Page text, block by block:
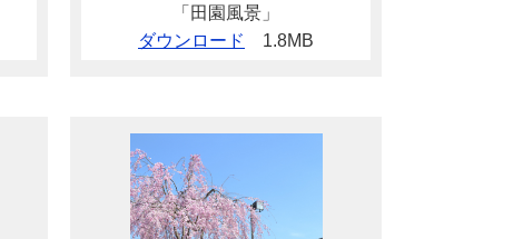
「田園風景」
ダウンロード
1.8MB